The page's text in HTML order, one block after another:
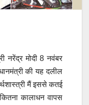
नरेंद्र मोदी 8 नवंबर
की यह दलील
मैं इससे कतई
कालाधन वापस